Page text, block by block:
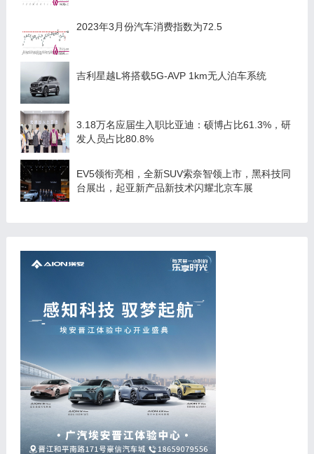
2023年3月份汽车消费指数为72.5
吉利星越L将搭载5G-AVP 1km无人泊车系统
3.18万名应届生入职比亚迪：硕博占比61.3%，研
发人员占比80.8%
EV5领衔亮相，全新SUV索奈智领上市，黑科技同
台展出，起亚新产品新技术闪耀北京车展